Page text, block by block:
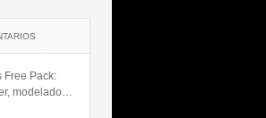
Free Pack:
modelado…